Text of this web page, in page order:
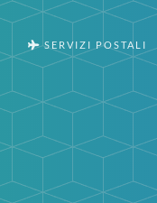
SERVIZI POSTALI